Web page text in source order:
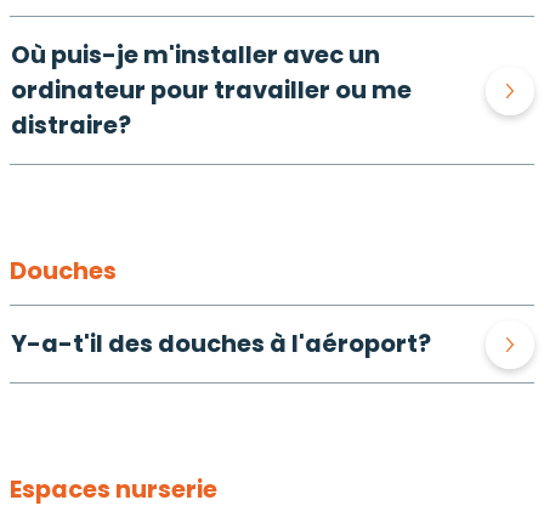
Où puis-je m'installer avec un
ordinateur pour travailler ou me
distraire?
Douches
Y-a-t'il des douches à l'aéroport?
Espaces nurserie